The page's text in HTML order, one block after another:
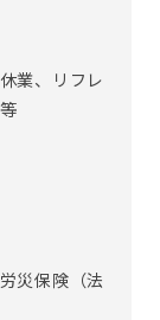
業、リフレ
災保険（法